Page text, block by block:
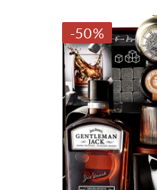
-50%